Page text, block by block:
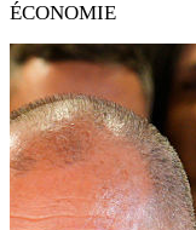
ÉCONOMIE